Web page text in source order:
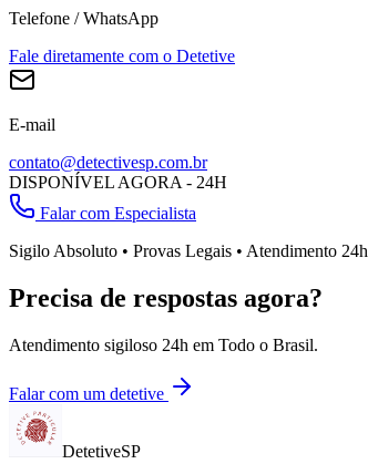
Telefone / WhatsApp
Fale diretamente com o Detetive
E-mail
contato@detectivesp.com.br
DISPONÍVEL AGORA - 24H
Falar com Especialista
Sigilo Absoluto • Provas Legais • Atendimento 24h
Precisa de respostas agora?
Atendimento sigiloso 24h em Todo o Brasil.
Falar com um detetive
DetetiveSP